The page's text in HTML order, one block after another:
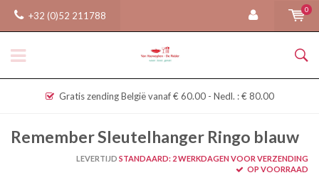
+32 (0)52 211788
0
Gratis zending België vanaf € 60.00 - Nedl. : € 80.00
Remember Sleutelhanger Ringo blauw
LEVERTIJD STANDAARD: 2 WERKDAGEN VOOR VERZENDING
OP VOORRAAD